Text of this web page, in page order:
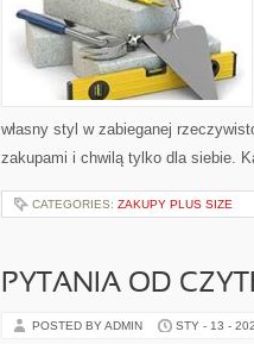
własny styl w zabieganej
zakupami i chwilą tylko dla siebie.
CATEGORIES: ZAKUPY PLUS SIZE
PYTANIA OD
POSTED BY ADMIN STY - 13 -